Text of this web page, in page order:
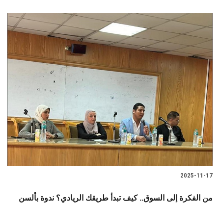
الأنظمة الذكية
الإعلام
هيئة التدريس
الدراسات العليا
2025-11-17
من الفكرة إلى السوق.. كيف تبدأ طريقك الريادي؟ ندوة بألسن